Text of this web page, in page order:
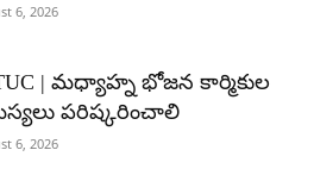
6, 2026
| మధ్యాహ్న భోజన కార్మికుల
పరిష్కరించాలి
6, 2026